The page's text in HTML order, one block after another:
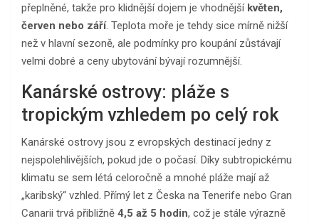
přeplněné, takže pro klidnější dojem je vhodnější květen,
červen nebo září. Teplota moře je tehdy sice mírně nižší
než v hlavní sezoně, ale podmínky pro koupání zůstávají
velmi dobré a ceny ubytování bývají rozumnější.
Kanárské ostrovy: pláže s
tropickým vzhledem po celý rok
Kanárské ostrovy jsou z evropských destinací jedny z
nejspolehlivějších, pokud jde o počasí. Díky subtropickému
klimatu se sem létá celoročně a mnohé pláže mají až
„karibský“ vzhled. Přímý let z Česka na Tenerife nebo Gran
Canarii trvá přibližně 4,5 až 5 hodin, což je stále výrazně